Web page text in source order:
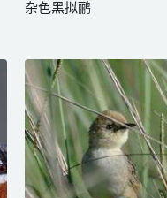
杂色黑拟鹂